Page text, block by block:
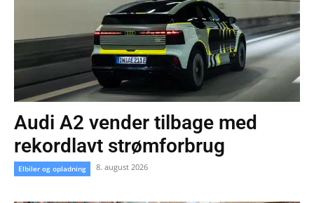
Audi A2 vender tilbage med
rekordlavt strømforbrug
Elbiler og opladning 8. august 2026